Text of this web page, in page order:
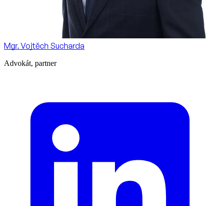
Mgr. Vojtěch Sucharda
Advokát, partner